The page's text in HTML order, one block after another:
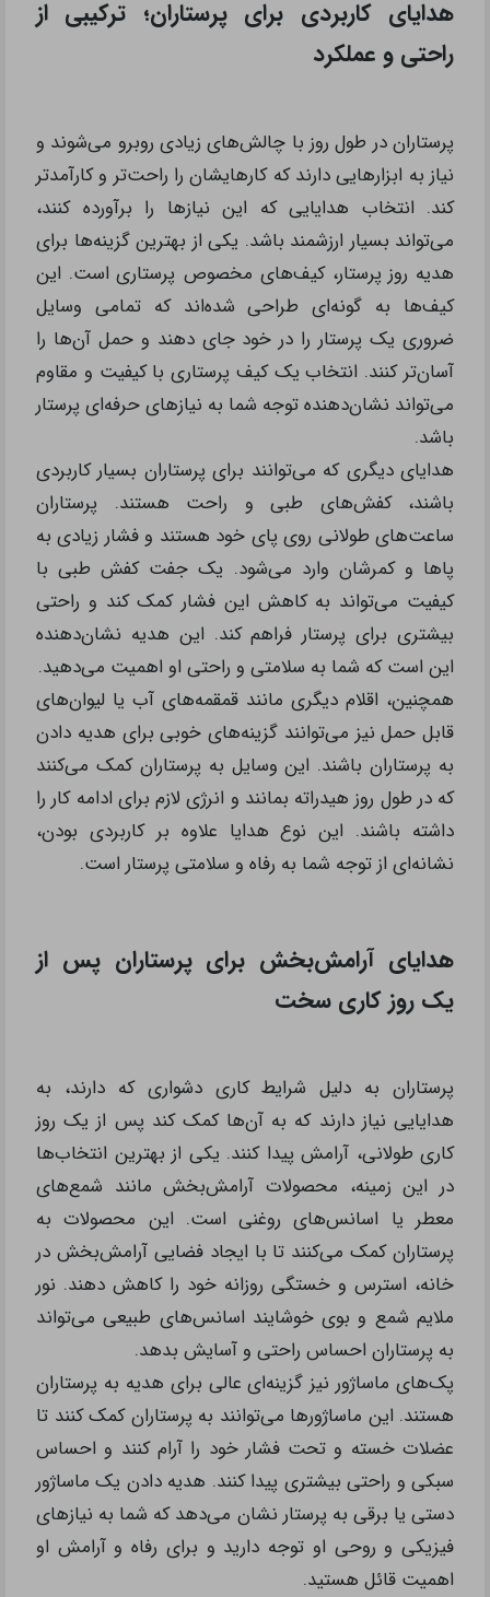
هدایای کاربردی برای پرستاران؛ ترکیبی از
راحتی و عملکرد
پرستاران در طول روز با چالش‌های زیادی روبرو می‌شوند و
نیاز به ابزارهایی دارند که کارهایشان را راحت‌تر و کارآمدتر
کند. انتخاب هدایایی که این نیازها را برآورده کنند،
می‌تواند بسیار ارزشمند باشد. یکی از بهترین گزینه‌ها برای
هدیه روز پرستار، کیف‌های مخصوص پرستاری است. این
کیف‌ها به گونه‌ای طراحی شده‌اند که تمامی وسایل
ضروری یک پرستار را در خود جای دهند و حمل آن‌ها را
آسان‌تر کنند. انتخاب یک کیف پرستاری با کیفیت و مقاوم
می‌تواند نشان‌دهنده توجه شما به نیازهای حرفه‌ای پرستار
باشد.
هدایای دیگری که می‌توانند برای پرستاران بسیار کاربردی
باشند، کفش‌های طبی و راحت هستند. پرستاران
ساعت‌های طولانی روی پای خود هستند و فشار زیادی به
پاها و کمرشان وارد می‌شود. یک جفت کفش طبی با
کیفیت می‌تواند به کاهش این فشار کمک کند و راحتی
بیشتری برای پرستار فراهم کند. این هدیه نشان‌دهنده
این است که شما به سلامتی و راحتی او اهمیت می‌دهید.
همچنین، اقلام دیگری مانند قمقمه‌های آب یا لیوان‌های
قابل حمل نیز می‌توانند گزینه‌های خوبی برای هدیه دادن
به پرستاران باشند. این وسایل به پرستاران کمک می‌کنند
که در طول روز هیدراته بمانند و انرژی لازم برای ادامه کار را
داشته باشند. این نوع هدایا علاوه بر کاربردی بودن،
نشانه‌ای از توجه شما به رفاه و سلامتی پرستار است.
هدایای آرامش‌بخش برای پرستاران پس از
یک روز کاری سخت
پرستاران به دلیل شرایط کاری دشواری که دارند، به
هدایایی نیاز دارند که به آن‌ها کمک کند پس از یک روز
کاری طولانی، آرامش پیدا کنند. یکی از بهترین انتخاب‌ها
در این زمینه، محصولات آرامش‌بخش مانند شمع‌های
معطر یا اسانس‌های روغنی است. این محصولات به
پرستاران کمک می‌کنند تا با ایجاد فضایی آرامش‌بخش در
خانه، استرس و خستگی روزانه خود را کاهش دهند. نور
ملایم شمع و بوی خوشایند اسانس‌های طبیعی می‌تواند
به پرستاران احساس راحتی و آسایش بدهد.
پک‌های ماساژور نیز گزینه‌ای عالی برای هدیه به پرستاران
هستند. این ماساژورها می‌توانند به پرستاران کمک کنند تا
عضلات خسته و تحت فشار خود را آرام کنند و احساس
سبکی و راحتی بیشتری پیدا کنند. هدیه دادن یک ماساژور
دستی یا برقی به پرستار نشان می‌دهد که شما به نیازهای
فیزیکی و روحی او توجه دارید و برای رفاه و آرامش او
اهمیت قائل هستید.